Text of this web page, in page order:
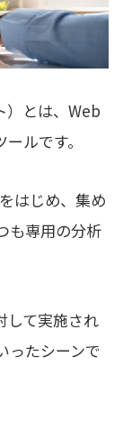
）とは、Web
ルです。
はじめ、集め
も専用の分析
して実施され
ったシーンで